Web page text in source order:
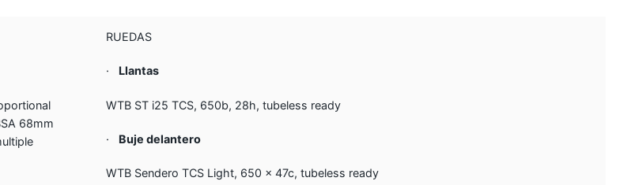
68mm
RUEDAS
· Llantas
WTB ST i25 TCS, 650b, 28h, tubeless ready
· Buje delantero
WTB Sendero TCS Light, 650 x 47c, tubeless ready